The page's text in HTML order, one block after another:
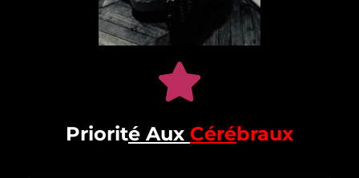
Priorité Aux Cérébraux